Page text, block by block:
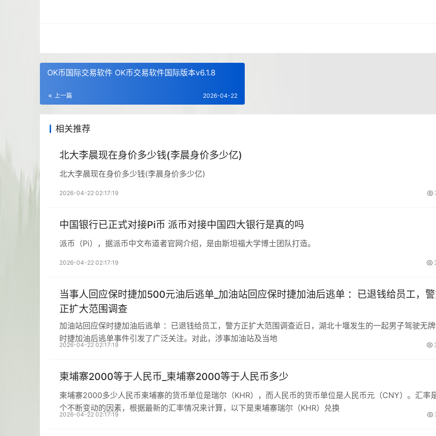
OK币国际交易软件 OK币交易软件国际版本v6.1.8
上一篇 2026-04-22
相关推荐
北大李晨现在身价多少钱(李晨身价多少亿)
北大李晨现在身价多少钱(李晨身价多少亿)
2026-04-22 02:17:19
中国银行已正式对接Pi币 派币对接中国四大银行是真的吗
派币（Pi），据派币中文布道者官网介绍，是由斯坦福大学博士团队打造。
2026-04-22 02:17:19
当事人回应保时捷加500元油后逃单_加油站回应保时捷加油后逃单 ：已退钱给员工，
正扩大范围调查
加油站回应保时捷加油后逃单 ：已退钱给员工，警方正扩大范围调查近日，湖北十堰发生的一起男子驾驶无
时捷加油后逃单事件引发了广泛关注。对此，涉事加油站及当地
2026-04-22 02:17:19
柬埔寨2000等于人民币_柬埔寨2000等于人民币多少
柬埔寨2000多少人民币柬埔寨的货币单位是瑞尔（KHR），而人民币的货币单位是人民币元（CNY）。汇率
个不断变动的因素，根据最新的汇率情况来计算，以下是柬埔寨瑞尔（KHR）兑换
2026-04-22 02:17:19